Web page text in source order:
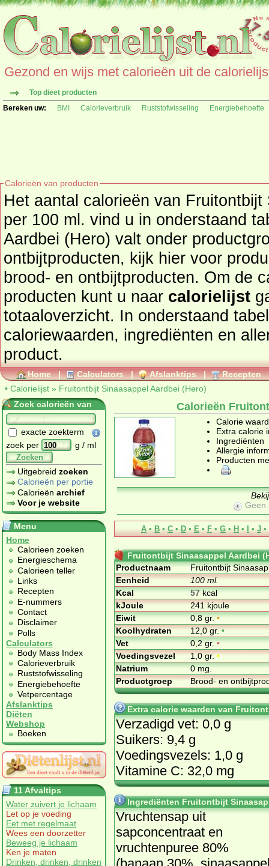
Gezond en wijs met calorieën uit de
Top dieet producten
Bereken uw:
BMI Calorieverbruik Ruststofwisseling Energiebehoefte
Calorieën van producten
Het aantal calorieën van
per 100 ml. vind u in onderstaand
Aardbei (Hero) valt onder productgroep brood- en
ontbijtproducten, kijk hier voor
brood- en ontbijtproducten. Om de calorieën te bekijken van
producten kunt u naar calorielijst
totaaloverzicht. In onderstaand
caloriewaarden, ingrediënten en allergenen informatie van dit
product.
Home | Calculators | Afslanktips | Recepten
• Calorielijst » Fruitontbijt Sinaasappel Aardbei (Hero)
Zoek calorieën van
exacte zoekterm
zoek per
g / ml
Zoeken
Uitgebreid zoeken
Calorieën per portie
Calorieën archief
Voor je website
Menu
Home
Calorieen zoeken
Energieschema
Calorieen teller
Links
Recepten
E-nummers
Contact
Disclaimer
Polls
Calculators
Body Mass Index
Calorieverbruik
Ruststofwisseling
Energiebehoefte
Vetpercentage
Afslanktips
Diëten
Webshop
Boeken
11 Afvaltips
Water zuivert je lichaam
Let op je voeding
Eet met regelmaat
Wees een doorzetter
Beweeg je lichaam
Ken je maten
Drinken, drinken, drinken
Calorieën
Calorie
Extra calorie
Ingrediënten
Allergie
Producten
Geen
A • B • C • D • E • F • G • H • I • J •
Fruitontbijt Sinaasappel Aardbei
Productnaam
Fruitontbijt
Eenheid
100 ml.
Kcal
57kcal
kJoule
241 kjoule
Eiwit
0,8 gr.•
Koolhydraten
12,0 gr.•
Vet
0,2 gr.•
Voedingsvezel
1,0 gr.•
Natrium
0 mg.
Productgroep
Brood- en
Extra calorie waarden van
Verzadigd vet: 0,0 g
Suikers: 9,4 g
Voedingsvezels: 1,0 g
Vitamine C: 32,0 mg
Ingrediënten Fruitontbijt
Vruchtensap uit
sapconcentraat en
vruchtenpuree 80%